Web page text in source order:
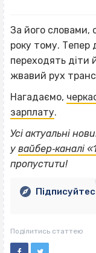
За його словами,
року тому. Тепер
переходять діти
жвавий рух
Нагадаємо,
зарплату.
Усі актуальні
у вайбер‐каналі
пропустити!
Поділитись статтею